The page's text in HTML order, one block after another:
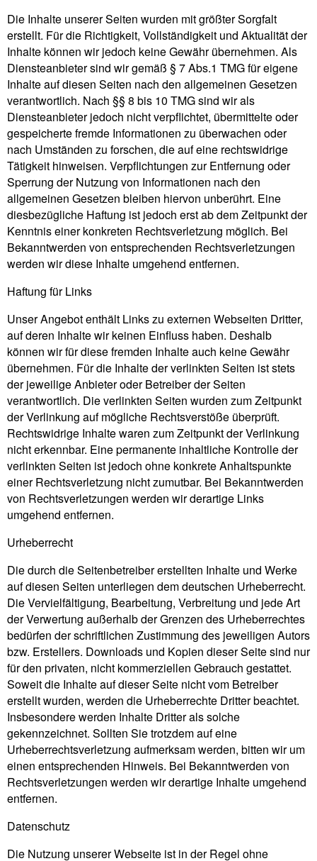
Die Inhalte unserer Seiten wurden mit größter Sorgfalt
erstellt. Für die Richtigkeit, Vollständigkeit und Aktualität der
Inhalte können wir jedoch keine Gewähr übernehmen. Als
Diensteanbieter sind wir gemäß § 7 Abs.1 TMG für eigene
Inhalte auf diesen Seiten nach den allgemeinen Gesetzen
verantwortlich. Nach §§ 8 bis 10 TMG sind wir als
Diensteanbieter jedoch nicht verpflichtet, übermittelte oder
gespeicherte fremde Informationen zu überwachen oder
nach Umständen zu forschen, die auf eine rechtswidrige
Tätigkeit hinweisen. Verpflichtungen zur Entfernung oder
Sperrung der Nutzung von Informationen nach den
allgemeinen Gesetzen bleiben hiervon unberührt. Eine
diesbezügliche Haftung ist jedoch erst ab dem Zeitpunkt der
Kenntnis einer konkreten Rechtsverletzung möglich. Bei
Bekanntwerden von entsprechenden Rechtsverletzungen
werden wir diese Inhalte umgehend entfernen.
Haftung für Links
Unser Angebot enthält Links zu externen Webseiten Dritter,
auf deren Inhalte wir keinen Einfluss haben. Deshalb
können wir für diese fremden Inhalte auch keine Gewähr
übernehmen. Für die Inhalte der verlinkten Seiten ist stets
der jeweilige Anbieter oder Betreiber der Seiten
verantwortlich. Die verlinkten Seiten wurden zum Zeitpunkt
der Verlinkung auf mögliche Rechtsverstöße überprüft.
Rechtswidrige Inhalte waren zum Zeitpunkt der Verlinkung
nicht erkennbar. Eine permanente inhaltliche Kontrolle der
verlinkten Seiten ist jedoch ohne konkrete Anhaltspunkte
einer Rechtsverletzung nicht zumutbar. Bei Bekanntwerden
von Rechtsverletzungen werden wir derartige Links
umgehend entfernen.
Urheberrecht
Die durch die Seitenbetreiber erstellten Inhalte und Werke
auf diesen Seiten unterliegen dem deutschen Urheberrecht.
Die Vervielfältigung, Bearbeitung, Verbreitung und jede Art
der Verwertung außerhalb der Grenzen des Urheberrechtes
bedürfen der schriftlichen Zustimmung des jeweiligen Autors
bzw. Erstellers. Downloads und Kopien dieser Seite sind nur
für den privaten, nicht kommerziellen Gebrauch gestattet.
Soweit die Inhalte auf dieser Seite nicht vom Betreiber
erstellt wurden, werden die Urheberrechte Dritter beachtet.
Insbesondere werden Inhalte Dritter als solche
gekennzeichnet. Sollten Sie trotzdem auf eine
Urheberrechtsverletzung aufmerksam werden, bitten wir um
einen entsprechenden Hinweis. Bei Bekanntwerden von
Rechtsverletzungen werden wir derartige Inhalte umgehend
entfernen.
Datenschutz
Die Nutzung unserer Webseite ist in der Regel ohne